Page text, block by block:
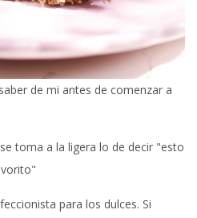
de mi antes de comenzar a
toma a la ligera lo de decir "esto
para los dulces. Si